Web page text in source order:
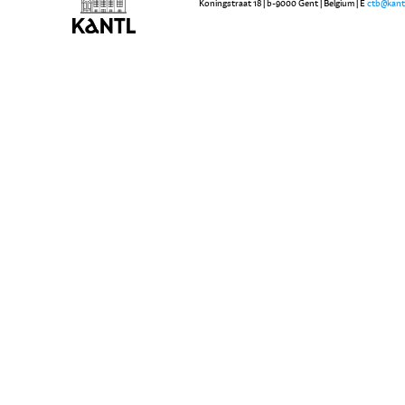
Koningstraat 18 | b-9000 Gent | Belgium | E